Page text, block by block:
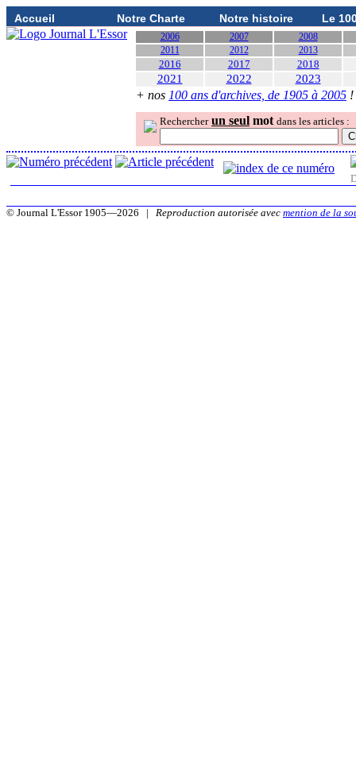
Accueil Notre Charte Notre histoire Le
2006 2007
2008
2011
2012 2013
2016 2017 2018
2021 2022 2023
+ nos 100 ans d'archives, de 1905 à 2005 !
Rechercher un seul mot dans les articles :
© Journal L'Essor 1905—2026 | Reproduction autorisée avec mention de la